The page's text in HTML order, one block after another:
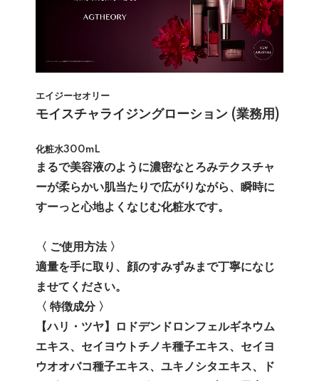
エイジーセオリー
モイスチャライジングローション (業務用)
化粧水300mL
まるで美容液のように濃密なとろみテクスチャ
ーが柔らかい肌当たりで広がりながら、瞬時に
すーっと心地よくなじむ化粧水です。
〈 ご使用方法 〉
適量を手に取り、顔のすみずみまで丁寧になじ
ませてください。
〈 特徴成分 〉
【ハリ・ツヤ】ロドデンドロンフェルギネウム
エキス、セイヨウトチノキ種子エキス、セイヨ
ウオオバコ種子エキス、ユキノシタエキス、ド